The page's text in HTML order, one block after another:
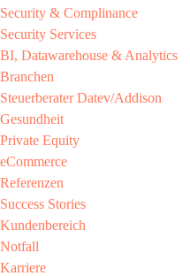
Security & Complinance​
Security Services​
BI, Datawarehouse & Analytics
Branchen​
Steuerberater​ Datev/Addison​
Gesundheit​
Private Equity​
eCommerce​
Referenzen​
Success Stories​
Kundenbereich​
Notfall
Karriere​